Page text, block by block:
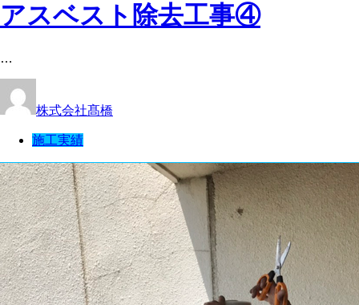
アスベスト除去工事④
…
株式会社髙橋
施工実績